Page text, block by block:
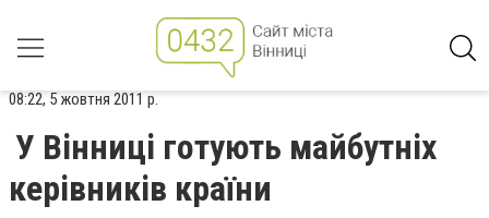
08:22, 5 жовтня 2011 р.
У Вінниці готують майбутніх
керівників країни